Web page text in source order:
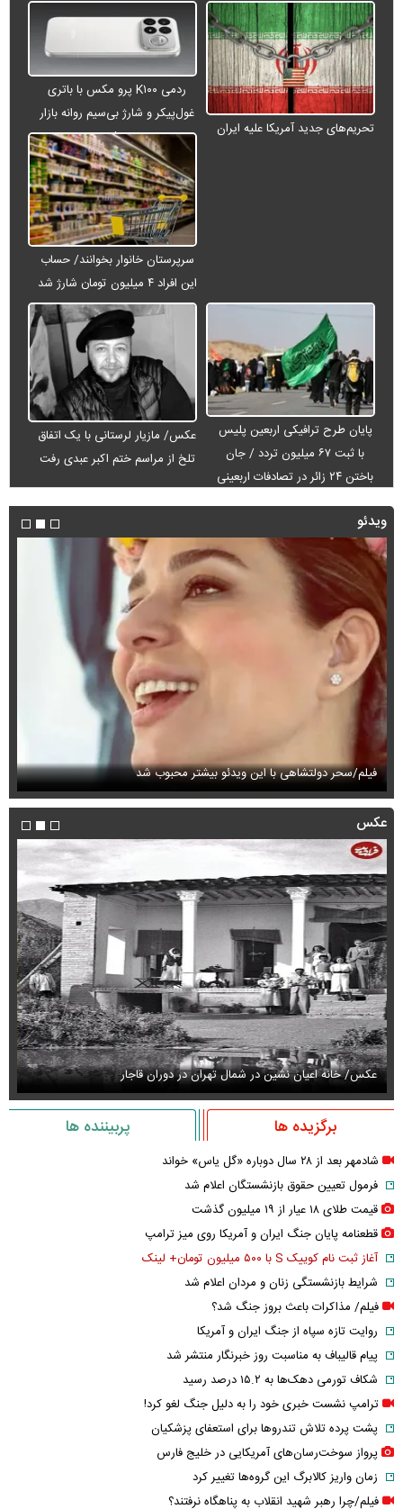
تحریم‌های جدید آمریکا علیه ایران
ردمی K۱۰۰ پرو مکس با باتری
غول‌پیکر و شارژ بی‌سیم روانه بازار
می‌شود
سرپرستان خانوار بخوانند/ حساب
این افراد ۴ میلیون تومان شارژ شد
پایان طرح ترافیکی اربعین پلیس
با ثبت ۶۷ میلیون تردد / جان
باختن ۲۴ زائر در تصادفات اربعینی
عکس/ مازیار لرستانی با یک اتفاق
تلخ از مراسم ختم اکبر عبدی رفت
ویدئو
فیلم/سحر دولتشاهی با این ویدئو بیشتر محبوب شد
عکس
عکس/ خانه اعیان نشین در شمال تهران در دوران قاجار
برگزیده ها پربیننده ها
شادمهر بعد از ۲۸ سال دوباره «گل یاس» خواند
فرمول تعیین حقوق بازنشستگان اعلام شد
قیمت طلای ۱۸ عیار از ۱۹ میلیون گذشت
قطعنامه پایان جنگ ایران و آمریکا روی میز ترامپ
آغاز ثبت نام کوییک S با ۵۰۰ میلیون تومان+ لینک
شرایط بازنشستگی زنان و مردان اعلام شد
فیلم/ مذاکرات باعث بروز جنگ شد؟
روایت تازه سپاه از جنگ ایران و آمریکا
پیام قالیباف به مناسبت روز خبرنگار منتشر شد
شکاف تورمی دهک‌ها به ۱۵.۲ درصد رسید
ترامپ نشست خبری خود را به دلیل جنگ لغو کرد!
پشت پرده تلاش تندروها برای استعفای پزشکیان
پرواز سوخت‌رسان‌های آمریکایی در خلیج فارس
زمان واریز کالابرگ این گروه‌ها تغییر کرد
فیلم/چرا رهبر شهید انقلاب به پناهگاه نرفتند؟